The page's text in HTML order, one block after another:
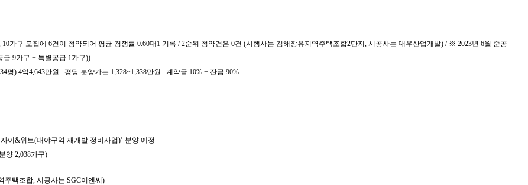
가구 모집에 6건이 청약되어 평균 경쟁률 0.60대1 기록 / 2순위 청약건은 0건 (시행사는 김해장유지역주택조합2단지, 시공사는 대우산업개발) / ※ 2023년 6월 준공
급 9가구 + 특별공급 1가구))
평) 4억4,643만원.. 평당 분양가는 1,328~1,338만원.. 계약금 10% + 잔금 90%
이&위브(대야구역 재개발 정비사업)’ 분양 예정
양 2,038가구)
주택조합, 시공사는 SGC이앤씨)